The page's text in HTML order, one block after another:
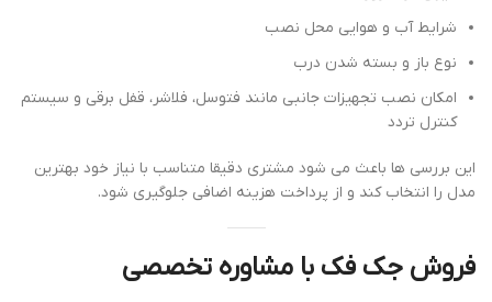
شرایط آب و هوایی محل نصب
نوع باز و بسته شدن درب
امکان نصب تجهیزات جانبی مانند فتوسل، فلاشر، قفل برقی و سیستم
کنترل تردد
این بررسی ها باعث می شود مشتری دقیقا متناسب با نیاز خود بهترین
مدل را انتخاب کند و از پرداخت هزینه اضافی جلوگیری شود.
فروش جک فک با مشاوره تخصصی